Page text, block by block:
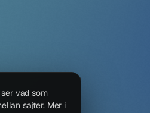
vad som
sajter. Mer i